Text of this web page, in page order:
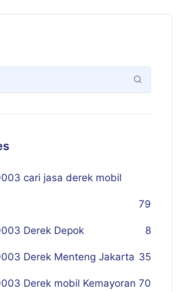
cari jasa derek mobil
79
Derek Depok 8
Derek Menteng Jakarta 35
Derek mobil Kemayoran 70